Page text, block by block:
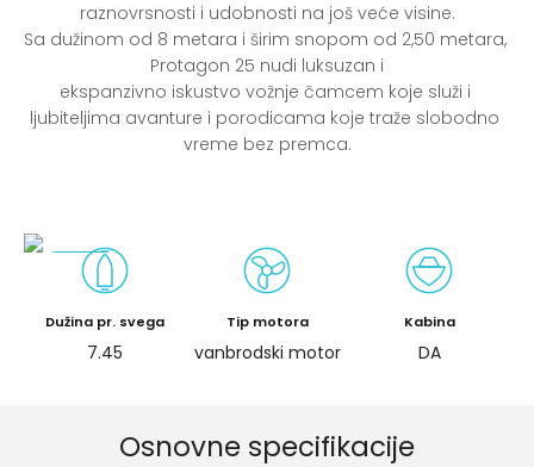
raznovrsnosti i udobnosti na još veće visine.
Sa dužinom od 8 metara i širim snopom od 2,50 metara,
Protagon 25 nudi luksuzan i
ekspanzivno iskustvo vožnje čamcem koje služi i
ljubiteljima avanture i porodicama koje traže slobodno
vreme bez premca.
Dužina pr. svega
7.45
Tip motora
vanbrodski motor
Kabina
DA
Osnovne specifikacije